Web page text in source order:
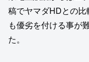
稿でヤマダHDとの
も優劣を付ける事が
た。